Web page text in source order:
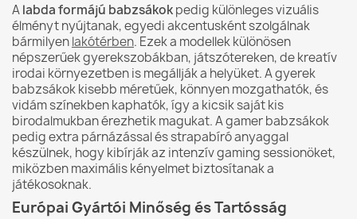
Alabda formájú babzsákokpedig különleges vizuális
élményt nyújtanak, egyedi akcentusként szolgálnak
bármilyenlakótérben. Ezek a modellek különösen
népszerűek gyerekszobákban, játszótereken, de kreatív
irodai környezetben is megállják a helyüket. A gyerek
babzsákok kisebb méretűek, könnyen mozgathatók, és
vidám színekben kaphatók, így a kicsik saját kis
birodalmukban érezhetik magukat. A gamer babzsákok
pedig extra párnázással és strapabíró anyaggal
készülnek, hogy kibírják az intenzív gaming sessionöket,
miközben maximális kényelmet biztosítanak a
játékosoknak.
Európai Gyártói Minőség és Tartósság